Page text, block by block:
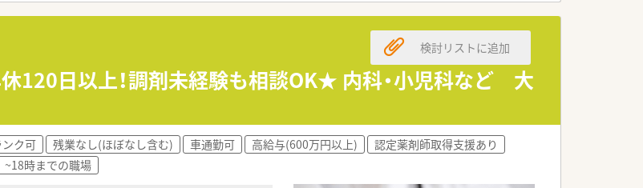
いる調剤システム「SPITS」。
効率化を図るほか、
を守っています。
迅速に対応できる強みを生かしていきます。
ループのビジョンや社内規定などをご案内。
の薬剤師』として、安心してキャリアをスタートいただくための研修です。
めて中途入社専門の体系的な研修をご用意。
120日以上！調剤未経験も相談OK★ 内科・小児科など 大
検討リストに追加
ク可 残業なし(ほぼなし含む) 車通勤可 高給与(600万円以上)
認定薬剤師取得支援あり
~18時までの職場